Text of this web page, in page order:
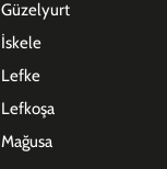
Güzelyurt
İskele
Lefke
Lefkoşa
Mağusa